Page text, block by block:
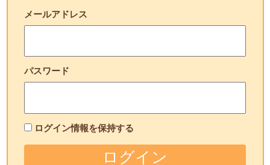
メールアドレス
パスワード
ログイン情報を保持する